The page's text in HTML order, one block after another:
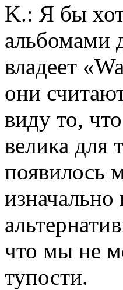
K.: Я бы
альбомами
владеет
они
виду то,
велика для
появилось
что мы не
тупости.